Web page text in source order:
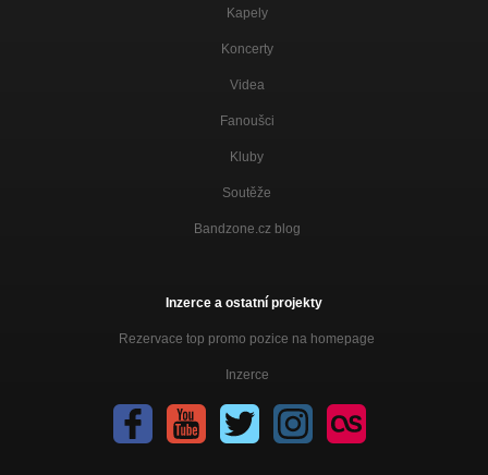
Kapely
Koncerty
Videa
Fanoušci
Kluby
Soutěže
Bandzone.cz blog
Inzerce a ostatní projekty
Rezervace top promo pozice na homepage
Inzerce